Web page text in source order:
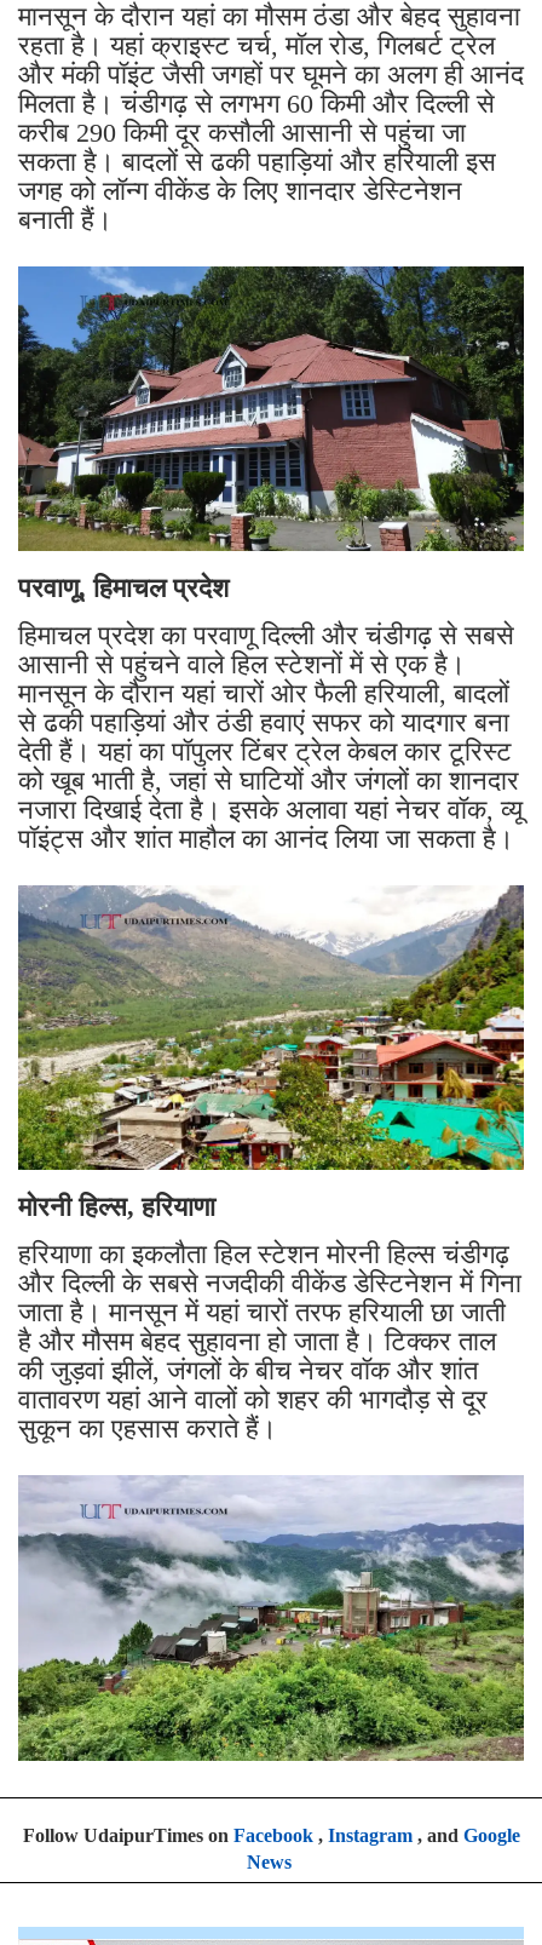
मानसून के दौरान यहां का मौसम ठंडा और बेहद सुहावना
रहता है। यहां क्राइस्ट चर्च, मॉल रोड, गिलबर्ट ट्रेल
और मंकी पॉइंट जैसी जगहों पर घूमने का अलग ही आनंद
मिलता है। चंडीगढ़ से लगभग 60 किमी और दिल्ली से
करीब 290 किमी दूर कसौली आसानी से पहुंचा जा
सकता है। बादलों से ढकी पहाड़ियां और हरियाली इस
जगह को लॉन्ग वीकेंड के लिए शानदार डेस्टिनेशन
बनाती हैं।
परवाणू, हिमाचल प्रदेश
हिमाचल प्रदेश का परवाणू दिल्ली और चंडीगढ़ से सबसे
आसानी से पहुंचने वाले हिल स्टेशनों में से एक है।
मानसून के दौरान यहां चारों ओर फैली हरियाली, बादलों
से ढकी पहाड़ियां और ठंडी हवाएं सफर को यादगार बना
देती हैं। यहां का पॉपुलर टिंबर ट्रेल केबल कार टूरिस्ट
को खूब भाती है, जहां से घाटियों और जंगलों का शानदार
नजारा दिखाई देता है। इसके अलावा यहां नेचर वॉक, व्यू
पॉइंट्स और शांत माहौल का आनंद लिया जा सकता है।
मोरनी हिल्स, हरियाणा
हरियाणा का इकलौता हिल स्टेशन मोरनी हिल्स चंडीगढ़
और दिल्ली के सबसे नजदीकी वीकेंड डेस्टिनेशन में गिना
जाता है। मानसून में यहां चारों तरफ हरियाली छा जाती
है और मौसम बेहद सुहावना हो जाता है। टिक्कर ताल
की जुड़वां झीलें, जंगलों के बीच नेचर वॉक और शांत
वातावरण यहां आने वालों को शहर की भागदौड़ से दूर
सुकून का एहसास कराते हैं।
Follow UdaipurTimes on Facebook, Instagram, and Google
News